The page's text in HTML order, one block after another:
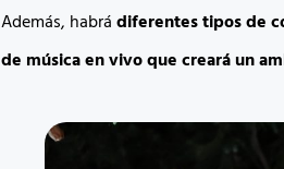
Además, habrádiferentes tipos de
de música en vivo que creará un